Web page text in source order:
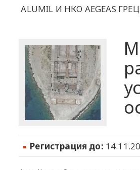
ALUMIL И НКО AEGEAS
Регистрация до: